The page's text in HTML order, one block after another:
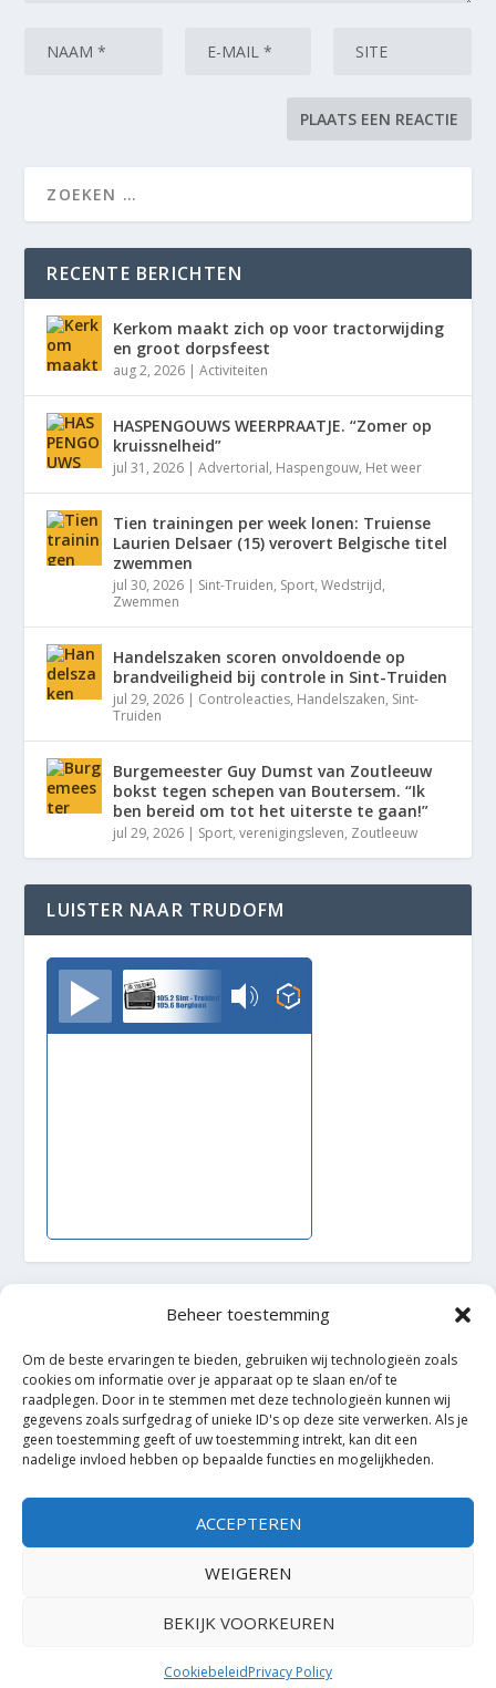
Beheer toestemming
Om de beste ervaringen te bieden, gebruiken wij technologieën zoals
cookies om informatie over je apparaat op te slaan en/of te
raadplegen. Door in te stemmen met deze technologieën kunnen wij
gegevens zoals surfgedrag of unieke ID's op deze site verwerken. Als je
geen toestemming geeft of uw toestemming intrekt, kan dit een
nadelige invloed hebben op bepaalde functies en mogelijkheden.
ACCEPTEREN
WEIGEREN
BEKIJK VOORKEUREN
CookiebeleidPrivacy Policy
RECENTE BERICHTEN
Kerkom maakt zich op voor tractorwijding
en groot dorpsfeest
aug 2, 2026 |Activiteiten
HASPENGOUWS WEERPRAATJE. “Zomer op
kruissnelheid”
jul 31, 2026 |Advertorial, Haspengouw, Het weer
Tien trainingen per week lonen: Truiense
Laurien Delsaer (15) verovert Belgische titel
zwemmen
jul 30, 2026 | Sint-Truiden, Sport,Wedstrijd,
Zwemmen
Handelszaken scoren onvoldoende op
brandveiligheid bij controle in Sint-Truiden
jul 29, 2026 | Controleacties, Handelszaken, Sint-
Truiden
Burgemeester Guy Dumst van Zoutleeuw
bokst tegen schepen van Boutersem. “Ik
ben bereid om tot het uiterste te gaan!”
jul 29, 2026 | Sport,verenigingsleven, Zoutleeuw
LUISTER NAAR TRUDOFM
TrudoFM
WordPress